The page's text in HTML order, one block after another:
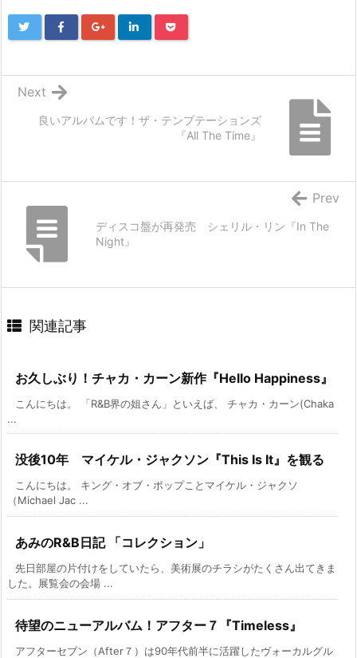
良いアルバムです！ザ・テンプテーションズ
『All The Time』
Next
ディスコ盤が再発売 シェリル・リン『In The
Night』
Prev
関連記事
お久しぶり！チャカ・カーン新作『Hello Happiness』
こんにちは。 「R&B界の姐さん」といえば、 チャカ・カーン(Chaka
...
没後10年 マイケル・ジャクソン『This Is It』を観る
こんにちは。 キング・オブ・ポップことマイケル・ジャクソ
（Michael Jac ...
あみのR&B日記 「コレクション」
先日部屋の片付けをしていたら、美術展のチラシがたくさん出てきま
した。展覧会の会場 ...
待望のニューアルバム！アフター７『Timeless』
アフターセブン（After７）は90年代前半に活躍したヴォーカルグル